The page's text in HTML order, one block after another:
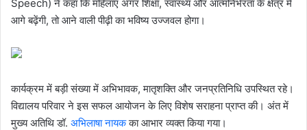
Speech) ने कहा कि महिलाएं अगर शिक्षा, स्वास्थ्य और आत्मनिर्भरता के क्षेत्र में
आगे बढ़ेंगी, तो आने वाली पीढ़ी का भविष्य उज्जवल होगा।
कार्यक्रम में बड़ी संख्या में अभिभावक, मातृशक्ति और जनप्रतिनिधि उपस्थित रहे।
विद्यालय परिवार ने इस सफल आयोजन के लिए विशेष सराहना प्राप्त की। अंत में
मुख्य अतिथि डॉ. अभिलाषा नायकका आभार व्यक्त किया गया।